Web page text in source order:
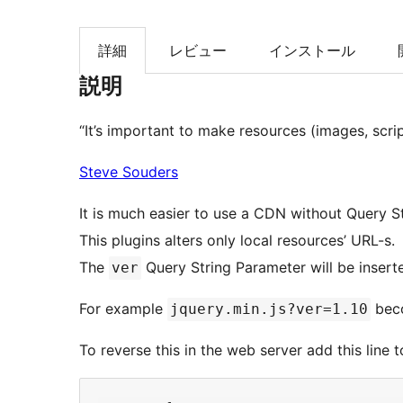
詳細 レビュー インストール
説明
“It’s important to make resources (images,
Steve Souders
It is much easier to use a CDN without Query
This plugins alters only local resources’ URL-s.
The ver Query String Parameter will be
For example jquery.min.js?ver=1.10
To reverse this in the web server add this line